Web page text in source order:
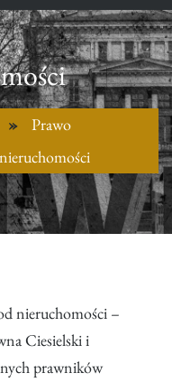
Prawo
nieruchomości
nieruchomości –
Ciesielski i
prawników